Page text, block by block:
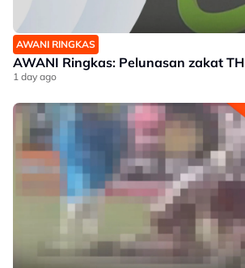
AWANI RINGKAS
AWANI Ringkas: Pelunasan zakat TH
1 day ago